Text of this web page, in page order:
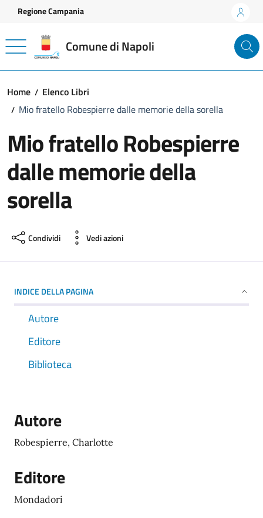
Vai ai contenuti
Vai al footer
Regione Campania
Comune di Napoli
Home
Elenco Libri
Mio fratello Robespierre dalle memorie della sorella
Mio fratello Robespierre
dalle memorie della
sorella
Condividi Vedi azioni
INDICE DELLA PAGINA
Autore
Editore
Biblioteca
Autore
Robespierre, Charlotte
Editore
Mondadori